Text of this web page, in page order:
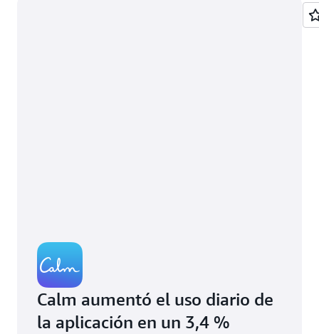
Calm aumentó el uso diario de
la aplicación en un 3,4 %